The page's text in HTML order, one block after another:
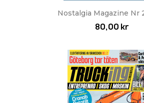
Nostalgia Magazine Nr
80,00 kr